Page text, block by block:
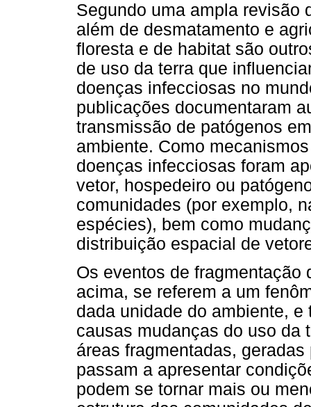
Segundo uma ampla revisão
além de desmatamento e
floresta e de habitat são
de uso da terra que
doenças infecciosas no
publicações documentaram
transmissão de patógenos
ambiente. Como
doenças infecciosas foram
vetor, hospedeiro ou
comunidades (por exemplo,
espécies), bem como
distribuição espacial de
Os eventos de fragmentação
acima, se referem a um
dada unidade do ambiente,
causas mudanças do uso da
áreas fragmentadas,
passam a apresentar
podem se tornar mais ou